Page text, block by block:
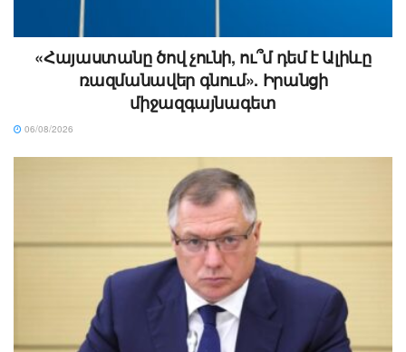
«Հայաստանը ծով չունի, ու՞մ դեմ է Ալիևը
ռազմանավեր գնում». Իրանցի
միջազգայնագետ
06/08/2026